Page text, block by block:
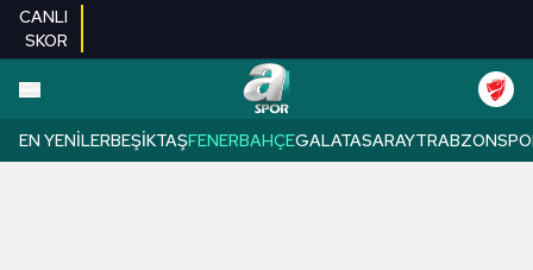
CANLI
SKOR
EN YENILERBEŞIKTAŞFENERBAHÇEGALATASARAY